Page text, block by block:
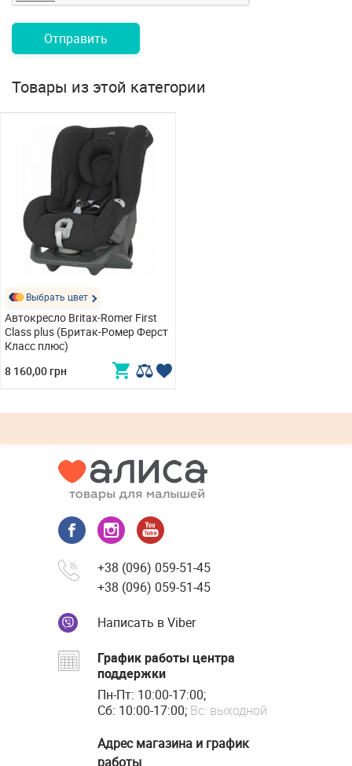
Отправить
Товары из этой категории
Выбрать цвет
Автокресло Britax-Romer First
Class plus (Бритак-Ромер Ферст
Класс плюс)
8 160,00 грн
+38 (096) 059-51-45
+38 (096) 059-51-45
Написать в Viber
График работы центра
поддержки
Пн-Пт: 10:00-17:00;
Сб: 10:00-17:00; Вс: выходной
Адрес магазина и график
работы